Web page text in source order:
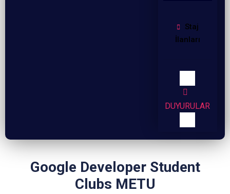
Staj
İlanları
DUYURULAR
Google Developer Student
Clubs METU